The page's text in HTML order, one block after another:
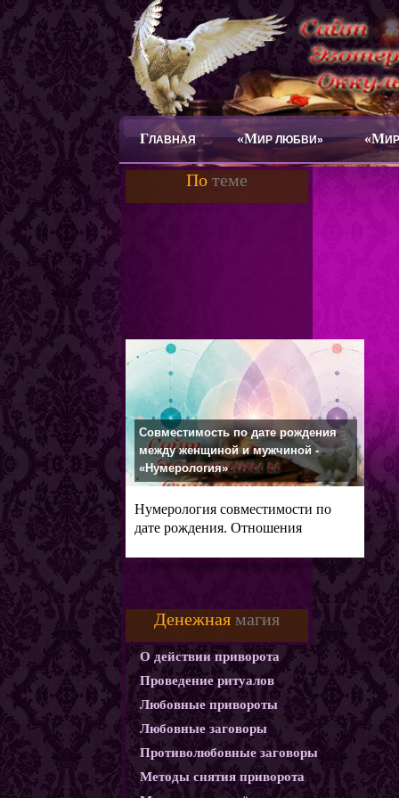
ГЛАВНАЯ «МИР ЛЮБВИ» «М
По теме
Совместимость по дате рождения
между женщиной и мужчиной -
«Нумерология»
Нумерология совместимости по
дате рождения. Отношения
Денежная магия
О действии приворота
Проведение ритуалов
Любовные привороты
Любовные заговоры
Противолюбовные заговоры
Методы снятия приворота